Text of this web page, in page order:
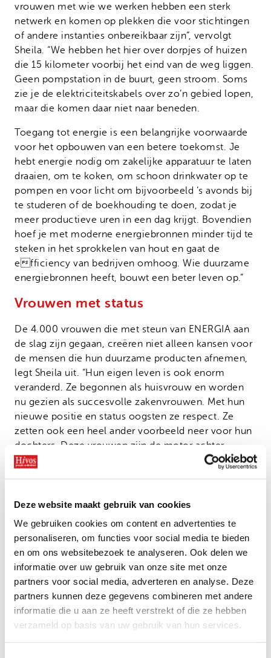
Deze website maakt gebruik van cookies
We gebruiken cookies om content en advertenties te
personaliseren, om functies voor social media te bieden
en om ons websitebezoek te analyseren. Ook delen we
informatie over uw gebruik van onze site met onze
partners voor social media, adverteren en analyse. Deze
partners kunnen deze gegevens combineren met andere
informatie die u aan ze heeft verstrekt of die ze hebben
verzameld op basis van uw gebruik van hun services.
vrouwen met wie we werken hebben een sterk
netwerk en komen op plekken die voor stichtingen
of andere instanties onbereikbaar zijn”, vervolgt
Sheila. “We hebben het hier over dorpjes of huizen
die 15 kilometer voorbij het eind van de weg liggen.
Geen pompstation in de buurt, geen stroom. Soms
zie je de elektriciteitskabels over zo’n gebied lopen,
maar die komen daar niet naar beneden.
Toegang tot energie is een belangrijke voorwaarde
voor het opbouwen van een betere toekomst. Je
hebt energie nodig om zakelijke apparatuur te laten
draaien, om te koken, om schoon drinkwater op te
pompen en voor licht om bijvoorbeeld ’s avonds bij
te studeren of de boekhouding te doen, zodat je
meer productieve uren in een dag krijgt. Bovendien
hoef je met moderne energiebronnen minder tijd te
steken in het sprokkelen van hout en gaat de
efficiency van bedrijven omhoog. Wie duurzame
energiebronnen heeft, bouwt een beter leven op.”
Vrouwen met status
De 4.000 vrouwen die met steun van ENERGIA aan
de slag zijn gegaan, creëren niet alleen kansen voor
de mensen die hun duurzame producten afnemen,
legt Sheila uit. “Hun eigen leven is ook enorm
veranderd. Ze begonnen als huisvrouw en worden
nu gezien als succesvolle zakenvrouwen. Met hun
nieuwe positie en status oogsten ze respect. Ze
zetten ook een heel ander voorbeeld neer voor hun
dochters. Deze vrouwen zijn de motor achter
maatschappelijke verandering
echte game changer. Deze vrouwen nemen nu hun
eigen beslissingen en verdienen daar geld mee. Ze
zijn ook mobiel geworden, moeten op pad om hun
afzetmarkt te vinden. Ze komen het huis uit, stappen
soms op de fiets of op een motor om bij hun
klanten te komen. Dat alles heeft direct effect op de
manier waarop hun echtgenoten, vaders en zonen
over vrouwen denken en praten. Sommige mannen
hebben zelfs hun baan opgezegd om mee te helpen
in de zaak van hun vrouw.”